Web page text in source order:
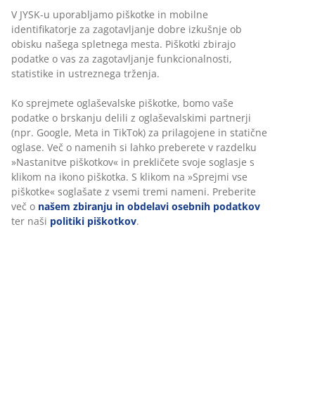
Fleksibilne možnosti dostave
Hitra in enostavna dostava po vašem izboru
Inventarna številka: 6510574
Podatki o izdelku
Ocene